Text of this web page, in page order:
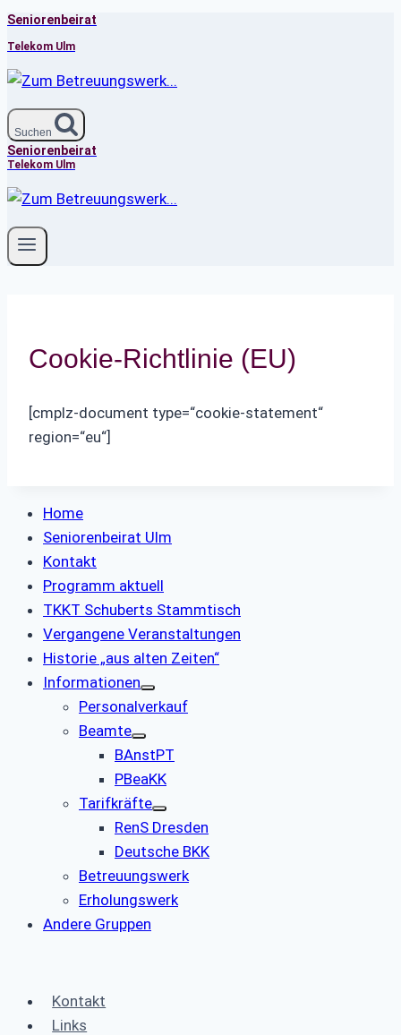
Zum
Inhalt
springen
Seniorenbeirat
Telekom Ulm
Suchen
Seniorenbeirat
Telekom Ulm
Cookie-Richtlinie (EU)
[cmplz-document type=“cookie-statement“
region=“eu“]
Home
Seniorenbeirat Ulm
Kontakt
Programm aktuell
TKKT Schuberts Stammtisch
Vergangene Veranstaltungen
Historie „aus alten Zeiten“
Informationen
Personalverkauf
Beamte
BAnstPT
PBeaKK
Tarifkräfte
RenS Dresden
Deutsche BKK
Betreuungswerk
Erholungswerk
Andere Gruppen
Kontakt
Links